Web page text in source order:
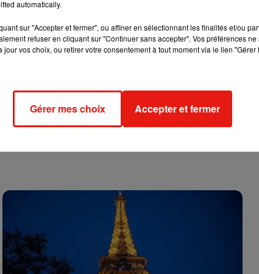
des gerbes de flammes photographiées par un
blessé.
�x�. Courage aux@PompiersParis
automatically.
sur "Accepter et fermer", ou affiner en sélectionnant les finalités et/ou
refuser en cliquant sur "Continuer sans accepter". Vos préférences
jour vos choix, ou retirer votre consentement à tout moment via le lien
Gérer mes choix Accepter et fermer